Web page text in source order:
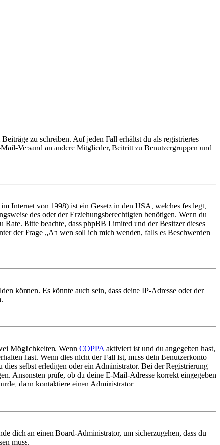
zu schreiben. Auf jeden Fall erhältst du als registriertes
Versand an andere Mitglieder, Beitritt zu Benutzergruppen und
Internet von 1998) ist ein Gesetz in den USA, welches festlegt,
des oder der Erziehungsberechtigten benötigen. Wenn du
Bitte beachte, dass phpBB Limited und der Besitzer dieses
der Frage „An wen soll ich mich wenden, falls es Beschwerden
können. Es könnte auch sein, dass deine IP-Adresse oder der
Möglichkeiten. Wenn COPPA aktiviert ist und du angegeben hast,
hast. Wenn dies nicht der Fall ist, muss dein Benutzerkonto
selbst erledigen oder ein Administrator. Bei der Registrierung
Ansonsten prüfe, ob du deine E-Mail-Adresse korrekt eingegeben
dann kontaktiere einen Administrator.
dich an einen Board-Administrator, um sicherzugehen, dass du
muss.